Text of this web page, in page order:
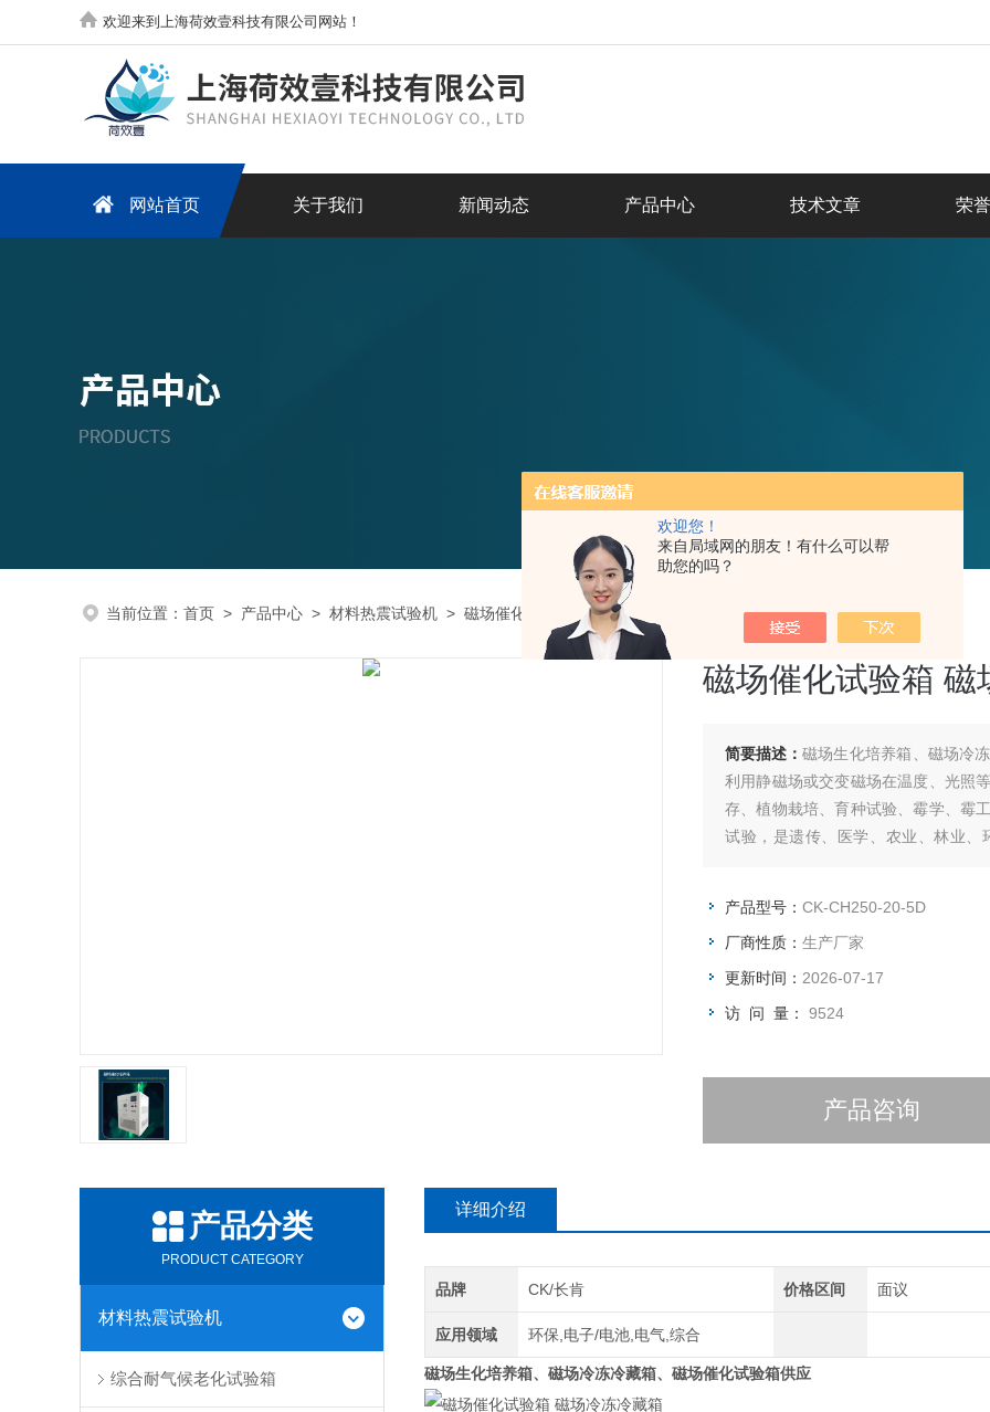
欢迎您！
来自局域网的朋友！有什么可以帮
助您的吗？
欢迎来到上海荷效壹科技有限公司网站！
网站首页 关于我们 新闻动态 产品中心 技术文章 荣
当前位置： 首页 > 产品中心 > 材料热震试验机 > 磁场催化试验箱 >CK-CH250-20-5D磁场催化试验箱 磁场冷冻冷藏箱
磁场催化试验箱 磁
简要描述： 磁场生化培养箱、磁场冷
利用静磁场或交变磁场在温度、光照
存、植物栽培、育种试验、霉学、霉
试验，是遗传、医学、农业、林业
产品型号： CK-CH250-20-5D
厂商性质： 生产厂家
更新时间： 2026-07-17
访 问 量： 9524
产品咨询
产品分类
PRODUCT CATEGORY
材料热震试验机
综合耐气候老化试验箱
详细介绍
品牌 CK/长肯 价格区间 面议
应用领域 环保,电子/电池,电气,综合
磁场生化培养箱、磁场冷冻冷藏箱、磁场催化试验箱供应